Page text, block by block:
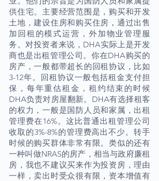
供住宅。主要经营范围是，购买和开发
土地，建设住房和购买住房，通过出售
加回租的模式运营，外加物业管理服
务。对投资者来说，DHA实际上是开发
商也是出租管理公司。你在DHA购买的
房产，一般都带超长的回租协议，比如
3-12年。回租协议一般包括租金支付担
保，每年重估租金，租约结束的时候
DHA负责对房屋翻新。DHA有选择租客
的权力，一般是国防人员和家属，出租
管理费在16%。这比普通出租管理公司
收取的3%-8%的管理费高出不少。转手
时候的购买群体非常有限。类似的还有
一种叫做NRAS的房产，相当与政府廉租
房，我也不建议买来作为投资房，理由
一样，卖出时受众很有限，资本增值有